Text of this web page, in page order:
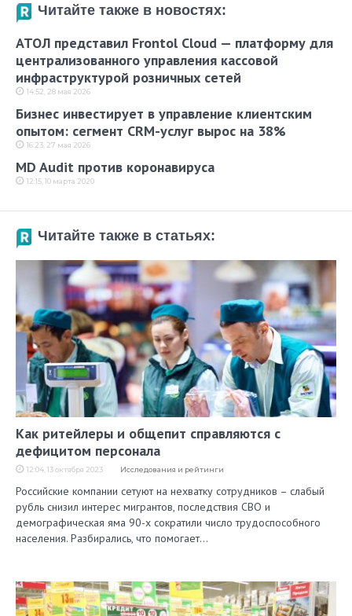
Читайте также в новостях:
АТОЛ представил Frontol Cloud — платформу для
централизованного управления кассовой
инфраструктурой розничных сетей
14:52, 28 мая 2026
Бизнес инвестирует в управление клиентским
опытом: сегмент CRM-услуг вырос на 38%
16:23, 27 мая 2026
MD Audit против коронавируса
12:15, 10 марта 2020
Читайте также в статьях:
Как ритейлеры и общепит справляются с
дефицитом персонала
12:04, 13 октября 2023 Исследования и рейтинги
Российские компании сетуют на нехватку сотрудников – слабый
рубль снизил интерес мигрантов, последствия СВО и
демографическая яма 90-х сократили число трудоспособного
населения. Разбирались, что помогает…